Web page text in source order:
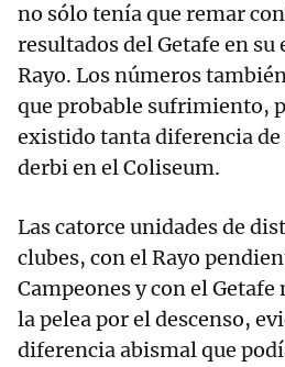
no sólo tenía que remar
resultados del Getafe en su
Rayo. Los números
que probable sufrimiento,
existido tanta diferencia de
derbi en el Coliseum.
Las catorce unidades de
clubes, con el Rayo
Campeones y con el
la pelea por el descenso,
diferencia abismal que